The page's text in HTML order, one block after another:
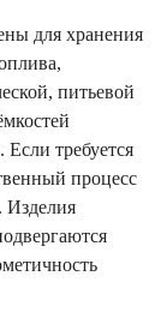
для хранения
питьевой
требуется
процесс
Изделия